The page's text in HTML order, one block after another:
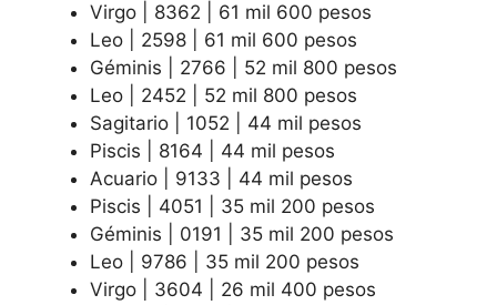
Virgo | 8362 | 61 mil 600 pesos
Leo | 2598 | 61 mil 600 pesos
Géminis | 2766 | 52 mil 800 pesos
Leo | 2452 | 52 mil 800 pesos
Sagitario | 1052 | 44 mil pesos
Piscis | 8164 | 44 mil pesos
Acuario | 9133 | 44 mil pesos
Piscis | 4051 | 35 mil 200 pesos
Géminis | 0191 | 35 mil 200 pesos
Leo | 9786 | 35 mil 200 pesos
Virgo | 3604 | 26 mil 400 pesos